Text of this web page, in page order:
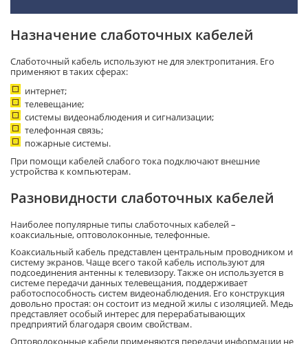
Назначение слаботочных кабелей
Слаботочный кабель используют не для электропитания. Его
применяют в таких сферах:
интернет;
телевещание;
системы видеонаблюдения и сигнализации;
телефонная связь;
пожарные системы.
При помощи кабелей слабого тока подключают внешние
устройства к компьютерам.
Разновидности слаботочных кабелей
Наиболее популярные типы слаботочных кабелей –
коаксиальные, оптоволоконные, телефонные.
Коаксиальный кабель представлен центральным проводником и
систему экранов. Чаще всего такой кабель используют для
подсоединения антенны к телевизору. Также он используется в
системе передачи данных телевещания, поддерживает
работоспособность систем видеонаблюдения. Его конструкция
довольно простая: он состоит из медной жилы с изоляцией. Медь
представляет особый интерес для перерабатывающих
предприятий благодаря своим свойствам.
Оптоволоконные кабели применяются передачи информации не